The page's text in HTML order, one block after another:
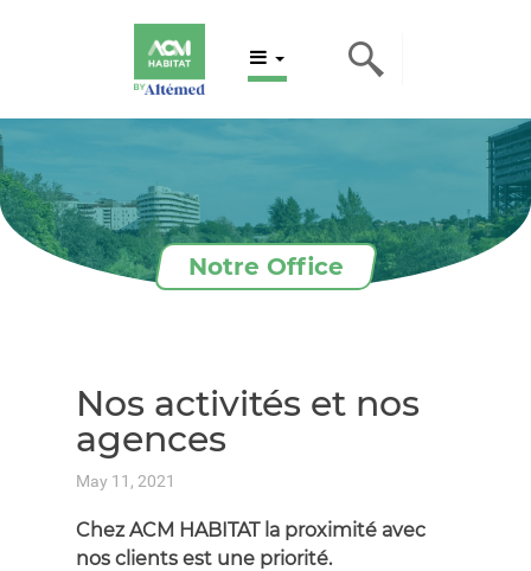
Notre Office
Nos activités et nos
agences
May 11, 2021
Chez ACM HABITAT la proximité avec
nos clients est une priorité.